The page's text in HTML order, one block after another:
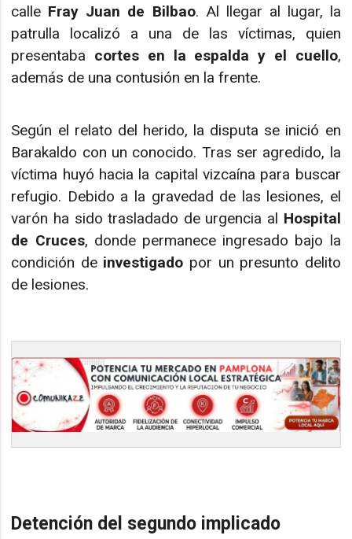
calle Fray Juan de Bilbao. Al llegar al lugar, la
patrulla localizó a una de las víctimas, quien
presentaba cortes en la espalda y el cuello,
además de una contusión en la frente.
Según el relato del herido, la disputa se inició en
Barakaldo con un conocido. Tras ser agredido, la
víctima huyó hacia la capital vizcaína para buscar
refugio. Debido a la gravedad de las lesiones, el
varón ha sido trasladado de urgencia al Hospital
de Cruces, donde permanece ingresado bajo la
condición de investigado por un presunto delito
de lesiones.
Detención del segundo implicado